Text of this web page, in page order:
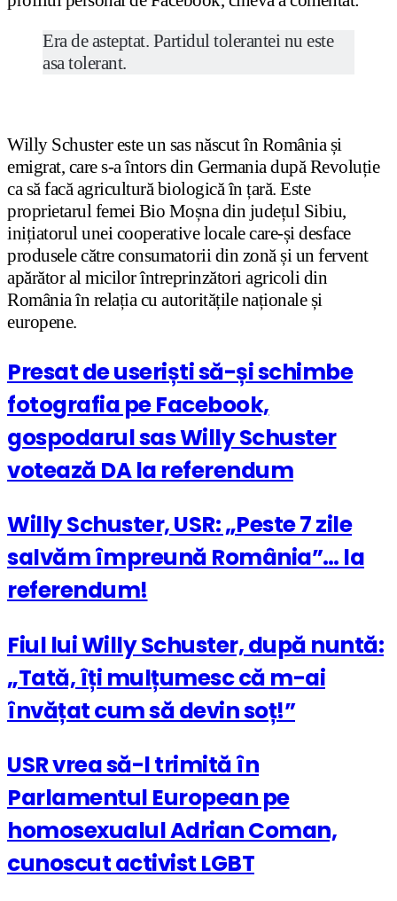
Era de asteptat. Partidul tolerantei nu este
asa tolerant.
Willy Schuster este un sas născut în România și
emigrat, care s-a întors din Germania după Revoluție
ca să facă agricultură biologică în țară. Este
proprietarul femei Bio Moșna din județul Sibiu,
inițiatorul unei cooperative locale care-și desface
produsele către consumatorii din zonă și un fervent
apărător al micilor întreprinzători agricoli din
România în relația cu autoritățile naționale și
europene.
Presat de useriști să-și schimbe
fotografia pe Facebook,
gospodarul sas Willy Schuster
votează DA la referendum
Willy Schuster, USR: „Peste 7 zile
salvăm împreună România”… la
referendum!
Fiul lui Willy Schuster, după nuntă:
„Tată, îți mulțumesc că m-ai
învățat cum să devin soț!”
USR vrea să-l trimită în
Parlamentul European pe
homosexualul Adrian Coman,
cunoscut activist LGBT